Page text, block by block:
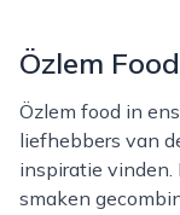
Özlem Food
özlem food in enschede is een speciaalzaak waar
liefhebbers van
inspiratie
smaken